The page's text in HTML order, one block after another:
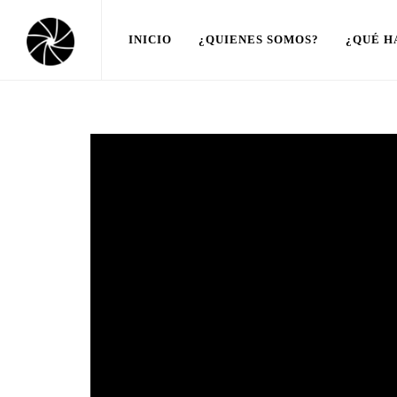
INICIO ¿QUIENES SOMOS? ¿QUÉ